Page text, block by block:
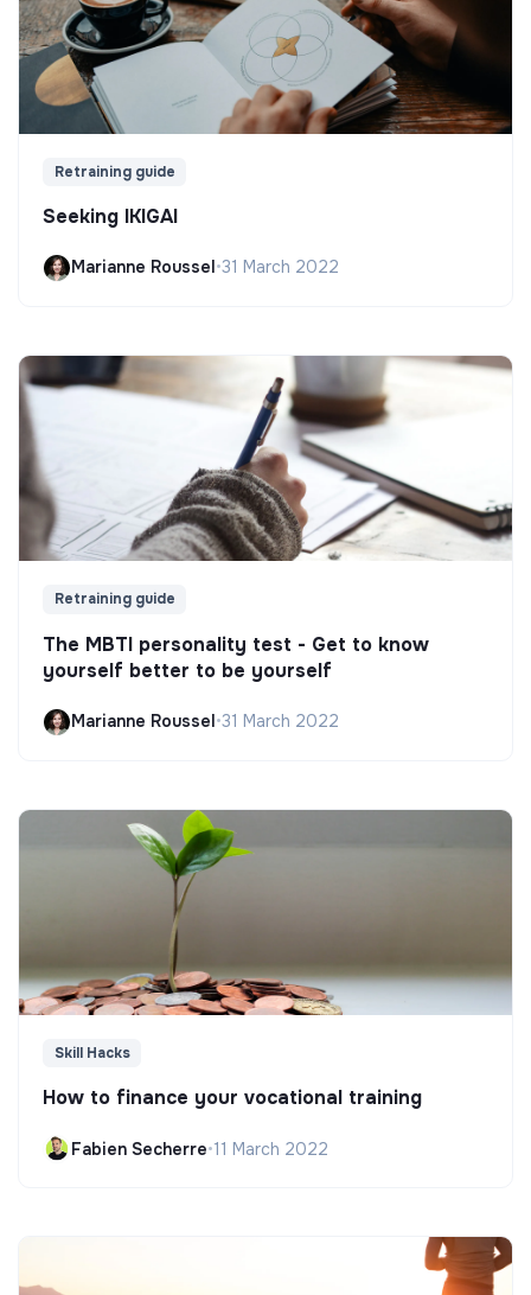
Retraining guide
Seeking IKIGAI
Marianne Roussel •31 March 2022
Retraining guide
The MBTI personality test - Get to know
yourself better to be yourself
Marianne Roussel•31 March 2022
Skill Hacks
How to finance your vocational training
Fabien Secherre•11 March 2022